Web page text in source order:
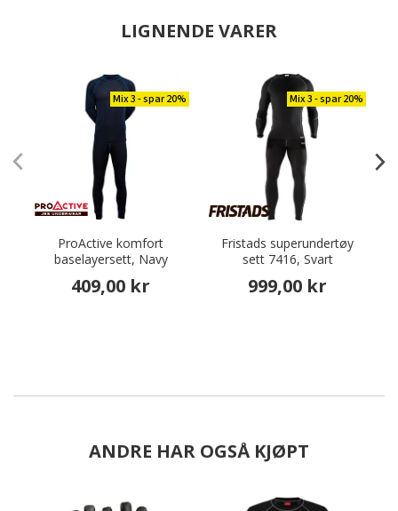
LIGNENDE VARER
Mix 3 - spar 20%
ProActive komfort
baselayersett, Navy
409,00 kr
Mix 3 - spar 20%
Fristads superundertøy
sett 7416, Svart
999,00 kr
ANDRE HAR OGSÅ KJØPT